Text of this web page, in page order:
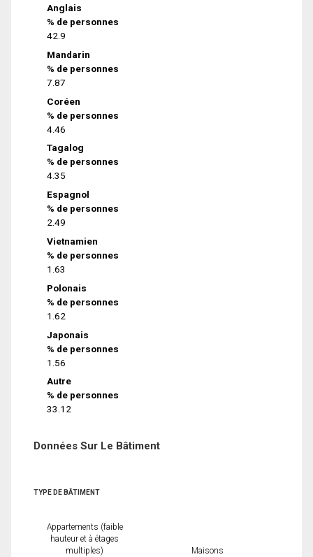
Anglais
% de personnes
42.9
Mandarin
% de personnes
7.87
Coréen
% de personnes
4.46
Tagalog
% de personnes
4.35
Espagnol
% de personnes
2.49
Vietnamien
% de personnes
1.63
Polonais
% de personnes
1.62
Japonais
% de personnes
1.56
Autre
% de personnes
33.12
Données Sur Le Bâtiment
TYPE DE BÂTIMENT
Appartements (faible
hauteur et à étages
multiples)
Maisons